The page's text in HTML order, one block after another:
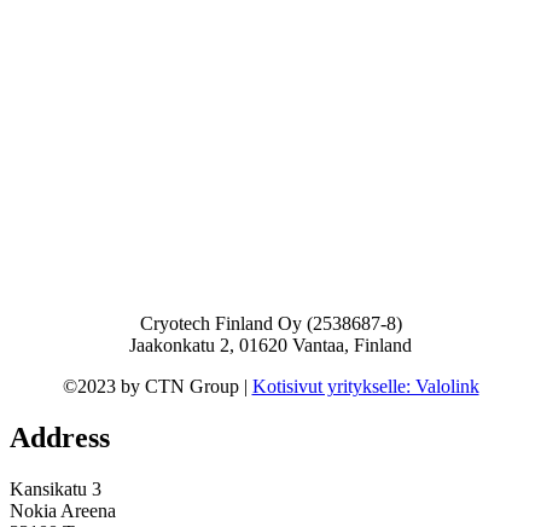
Cryotech Finland Oy (2538687-8)
Jaakonkatu 2, 01620 Vantaa, Finland
©2023 by CTN Group | Kotisivut yritykselle: Valolink
Address
Kansikatu 3
Nokia Areena